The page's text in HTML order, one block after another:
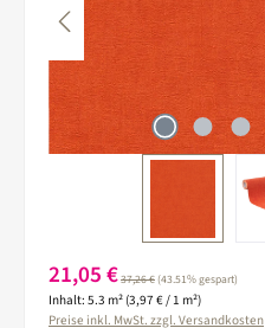
Verkaufspreis:
21,05 €Regulärer Preis:
37,26 €(43.51% gespart)
Inhalt: 5.3 m² (3,97 € / 1 m²)
Preise inkl. MwSt. zzgl. Versandkosten